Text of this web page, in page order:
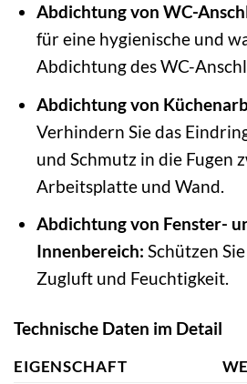
Abdichtung von WC-
für eine hygienische und
Abdichtung des WC-
Abdichtung von
Verhindern Sie das
und Schmutz in die Fugen
Arbeitsplatte und Wand.
Abdichtung von Fenster-
Innenbereich: Schützen
Zugluft und Feuchtigkeit.
Technische Daten im Detail
EIGENSCHAFT